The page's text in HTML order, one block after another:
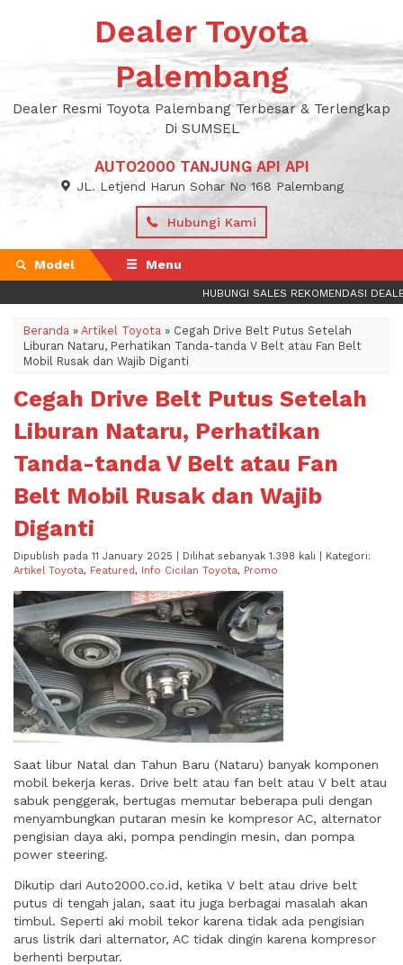
Dealer Toyota
Palembang
Dealer Resmi Toyota Palembang Terbesar & Terlengkap
Di SUMSEL
AUTO2000 TANJUNG API API
JL. Letjend Harun Sohar No 168 Palembang
Hubungi Kami
Model Menu
HUBUNGI SALES REKOMENDASI DEALER
Beranda » Artikel Toyota » Cegah Drive Belt Putus Setelah
Liburan Nataru, Perhatikan Tanda-tanda V Belt atau Fan Belt
Mobil Rusak dan Wajib Diganti
Cegah Drive Belt Putus Setelah
Liburan Nataru, Perhatikan
Tanda-tanda V Belt atau Fan
Belt Mobil Rusak dan Wajib
Diganti
Dipublish pada 11 January 2025 | Dilihat sebanyak 1.398 kali | Kategori:
Artikel Toyota, Featured, Info Cicilan Toyota, Promo
Saat libur Natal dan Tahun Baru (Nataru) banyak komponen
mobil bekerja keras. Drive belt atau fan belt atau V belt atau
sabuk penggerak, bertugas memutar beberapa puli dengan
menyambungkan putaran mesin ke kompresor AC, alternator
pengisian daya aki, pompa pendingin mesin, dan pompa
power steering.
Dikutip dari Auto2000.co.id, ketika V belt atau drive belt
putus di tengah jalan, saat itu juga berbagai masalah akan
timbul. Seperti aki mobil tekor karena tidak ada pengisian
arus listrik dari alternator, AC tidak dingin karena kompresor
berhenti berputar.